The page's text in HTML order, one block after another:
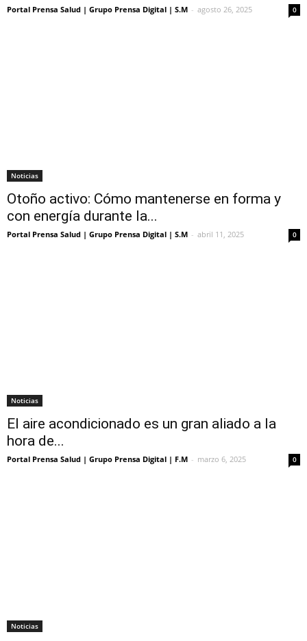
Portal Prensa Salud | Grupo Prensa Digital | S.M - agosto 26, 2025 0
Noticias
Otoño activo: Cómo mantenerse en forma y
con energía durante la...
Portal Prensa Salud | Grupo Prensa Digital | S.M - abril 11, 2025 0
Noticias
El aire acondicionado es un gran aliado a la
hora de...
Portal Prensa Salud | Grupo Prensa Digital | F.M - marzo 6, 2025 0
Noticias